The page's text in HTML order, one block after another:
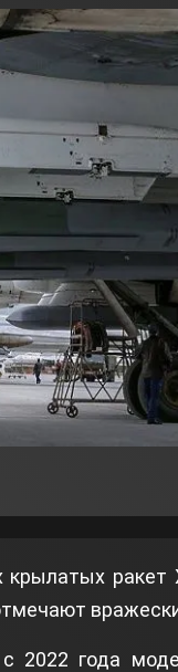
крылатых
2022 года